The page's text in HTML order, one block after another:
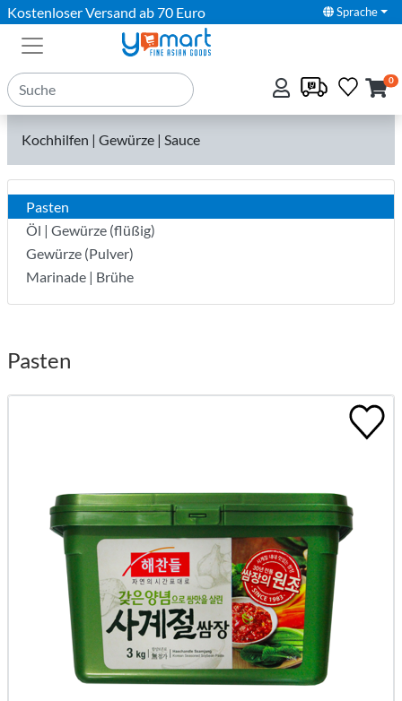
Kostenloser Versand ab 70 Euro Sprache
0
Kochhilfen | Gewürze | Sauce
Pasten
Öl | Gewürze (flüßig)
Gewürze (Pulver)
Marinade | Brühe
Pasten